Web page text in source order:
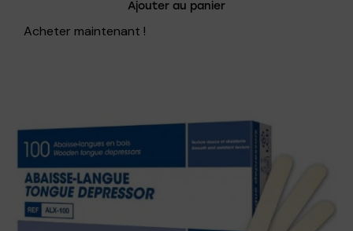
Ajouter au panier
Acheter maintenant !